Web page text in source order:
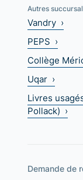
Autres
Vandry ›
PEPS ›
Collège
Uqar ›
Livres
Pollack) ›
Demande de